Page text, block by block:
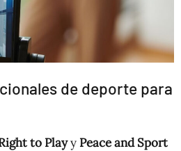
de deporte para
to Playy Peace and Sport